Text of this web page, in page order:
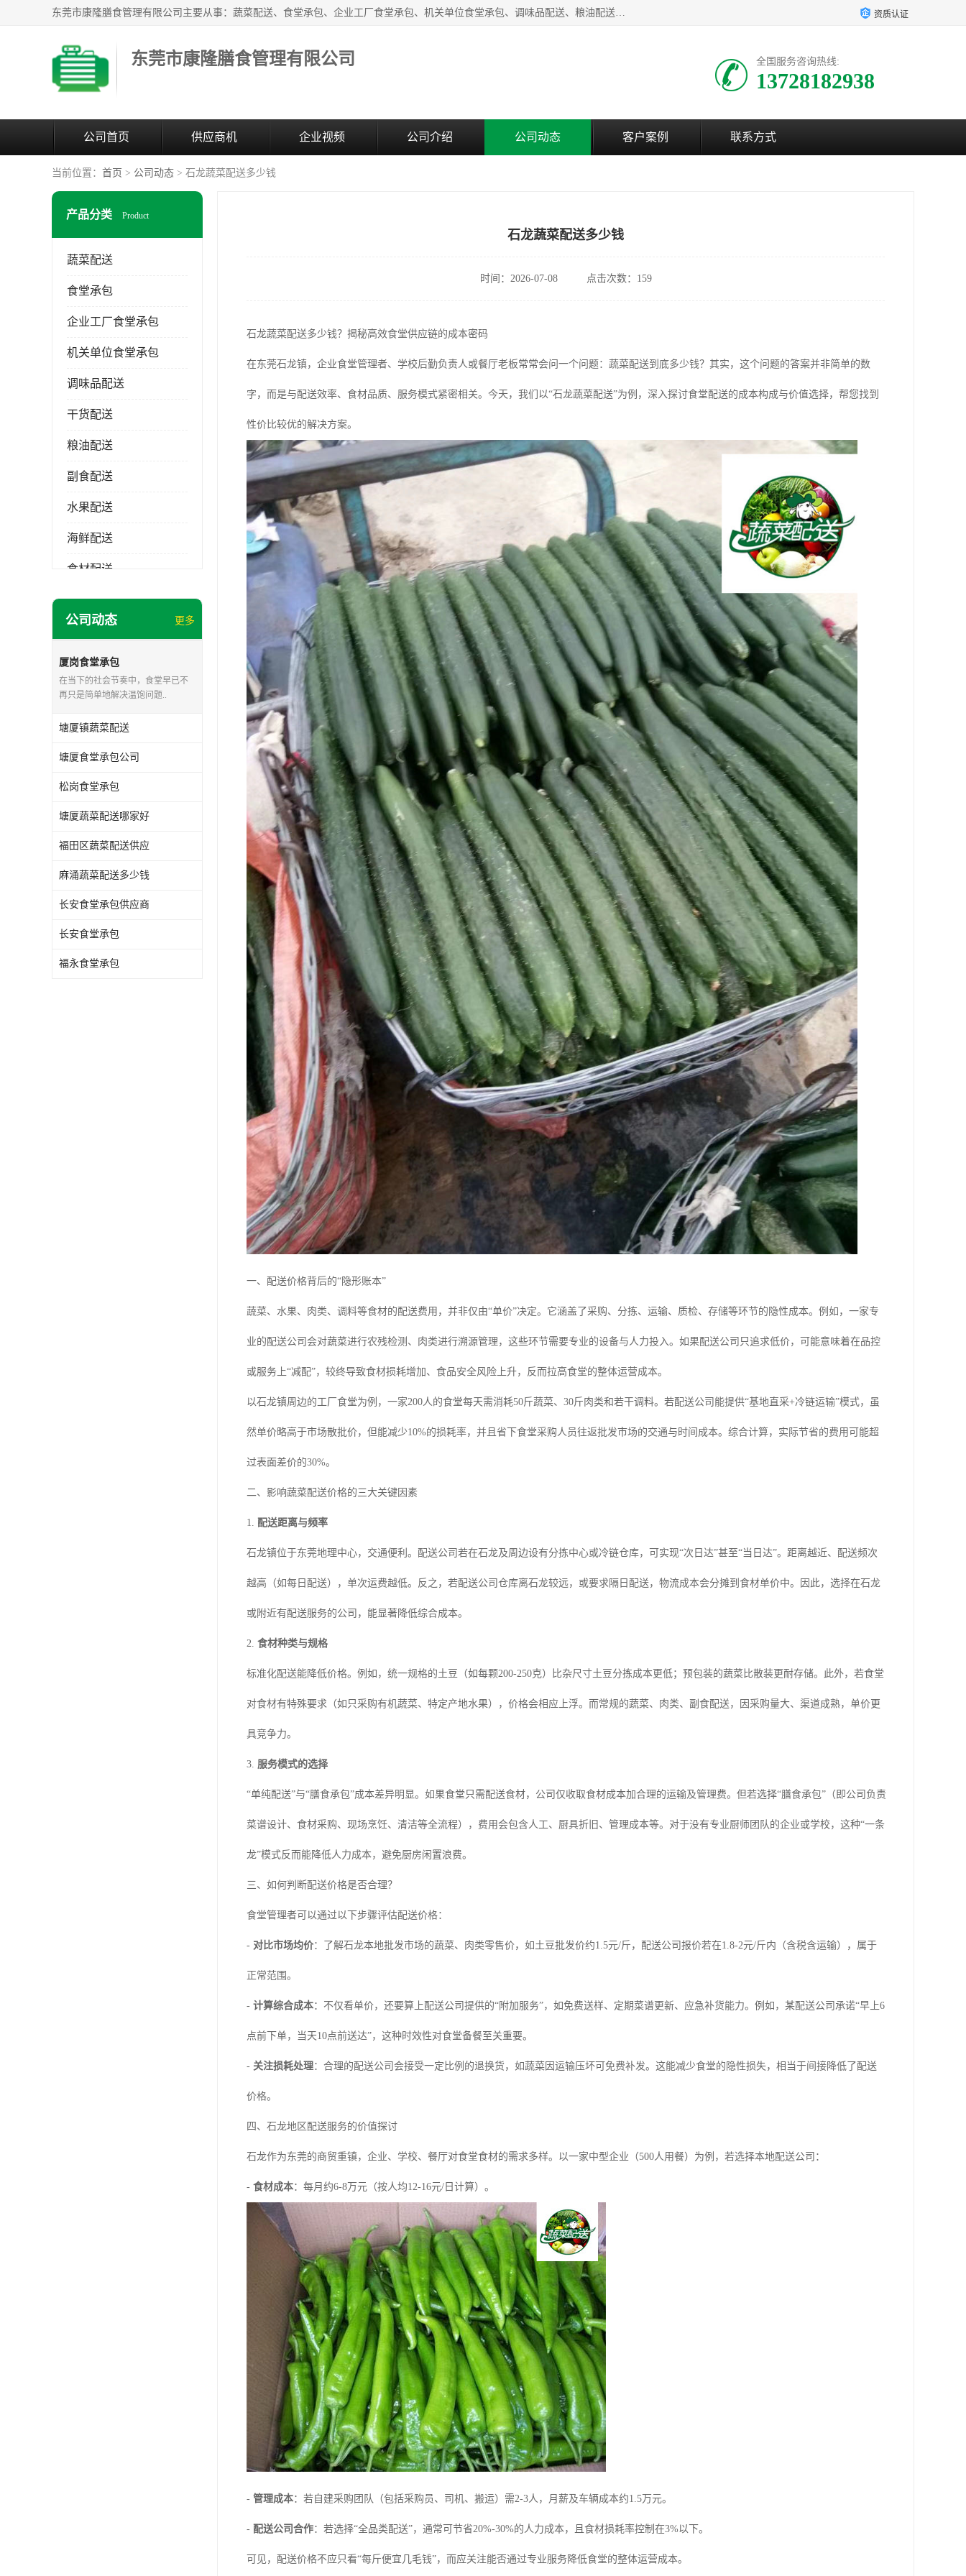
东莞市康隆膳食管理有限公司主要从事：蔬菜配送、食堂承包、企业工厂食堂承包、机关单位食堂承包、调味品配送、粮油配送、干货配送、副食配送、水果配送、海鲜配送等业务，东莞蔬菜配送电话，咨询在线客服。 资质认证
东莞市康隆膳食管理有限公司 全国服务咨询热线:
13728182938
公司首页 供应商机 企业视频 公司介绍 公司动态 客户案例 联系方式
当前位置： 首页 > 公司动态 > 石龙蔬菜配送多少钱
产品分类 Product
蔬菜配送
食堂承包
企业工厂食堂承包
机关单位食堂承包
调味品配送
干货配送
粮油配送
副食配送
水果配送
海鲜配送
食材配送
公司动态 更多
厦岗食堂承包
在当下的社会节奏中，食堂早已不
再只是简单地解决温饱问题..
塘厦镇蔬菜配送
塘厦食堂承包公司
松岗食堂承包
塘厦蔬菜配送哪家好
福田区蔬菜配送供应
麻涌蔬菜配送多少钱
长安食堂承包供应商
长安食堂承包
福永食堂承包
石龙蔬菜配送多少钱
时间：2026-07-08 点击次数：159
石龙蔬菜配送多少钱？揭秘高效食堂供应链的成本密码
在东莞石龙镇，企业食堂管理者、学校后勤负责人或餐厅老板常常会问一个问题：蔬菜配送到底多少钱？其实，这个问题的答案并非简单的数
字，而是与配送效率、食材品质、服务模式紧密相关。今天，我们以“石龙蔬菜配送”为例，深入探讨食堂配送的成本构成与价值选择，帮您找到
性价比较优的解决方案。
一、配送价格背后的“隐形账本”
蔬菜、水果、肉类、调料等食材的配送费用，并非仅由“单价”决定。它涵盖了采购、分拣、运输、质检、存储等环节的隐性成本。例如，一家专
业的配送公司会对蔬菜进行农残检测、肉类进行溯源管理，这些环节需要专业的设备与人力投入。如果配送公司只追求低价，可能意味着在品控
或服务上“减配”，较终导致食材损耗增加、食品安全风险上升，反而拉高食堂的整体运营成本。
以石龙镇周边的工厂食堂为例，一家200人的食堂每天需消耗50斤蔬菜、30斤肉类和若干调料。若配送公司能提供“基地直采+冷链运输”模式，虽
然单价略高于市场散批价，但能减少10%的损耗率，并且省下食堂采购人员往返批发市场的交通与时间成本。综合计算，实际节省的费用可能超
过表面差价的30%。
二、影响蔬菜配送价格的三大关键因素
1. 配送距离与频率
石龙镇位于东莞地理中心，交通便利。配送公司若在石龙及周边设有分拣中心或冷链仓库，可实现“次日达”甚至“当日达”。距离越近、配送频次
越高（如每日配送），单次运费越低。反之，若配送公司仓库离石龙较远，或要求隔日配送，物流成本会分摊到食材单价中。因此，选择在石龙
或附近有配送服务的公司，能显著降低综合成本。
2. 食材种类与规格
标准化配送能降低价格。例如，统一规格的土豆（如每颗200-250克）比杂尺寸土豆分拣成本更低；预包装的蔬菜比散装更耐存储。此外，若食堂
对食材有特殊要求（如只采购有机蔬菜、特定产地水果），价格会相应上浮。而常规的蔬菜、肉类、副食配送，因采购量大、渠道成熟，单价更
具竞争力。
3. 服务模式的选择
“单纯配送”与“膳食承包”成本差异明显。如果食堂只需配送食材，公司仅收取食材成本加合理的运输及管理费。但若选择“膳食承包”（即公司负责
菜谱设计、食材采购、现场烹饪、清洁等全流程），费用会包含人工、厨具折旧、管理成本等。对于没有专业厨师团队的企业或学校，这种“一条
龙”模式反而能降低人力成本，避免厨房闲置浪费。
三、如何判断配送价格是否合理？
食堂管理者可以通过以下步骤评估配送价格：
- 对比市场均价：了解石龙本地批发市场的蔬菜、肉类零售价，如土豆批发价约1.5元/斤，配送公司报价若在1.8-2元/斤内（含税含运输），属于
正常范围。
- 计算综合成本：不仅看单价，还要算上配送公司提供的“附加服务”，如免费送样、定期菜谱更新、应急补货能力。例如，某配送公司承诺“早上6
点前下单，当天10点前送达”，这种时效性对食堂备餐至关重要。
- 关注损耗处理：合理的配送公司会接受一定比例的退换货，如蔬菜因运输压坏可免费补发。这能减少食堂的隐性损失，相当于间接降低了配送
价格。
四、石龙地区配送服务的价值探讨
石龙作为东莞的商贸重镇，企业、学校、餐厅对食堂食材的需求多样。以一家中型企业（500人用餐）为例，若选择本地配送公司：
- 食材成本：每月约6-8万元（按人均12-16元/日计算）。
- 管理成本：若自建采购团队（包括采购员、司机、搬运）需2-3人，月薪及车辆成本约1.5万元。
- 配送公司合作：若选择“全品类配送”，通常可节省20%-30%的人力成本，且食材损耗率控制在3%以下。
可见，配送价格不应只看“每斤便宜几毛钱”，而应关注能否通过专业服务降低食堂的整体运营成本。